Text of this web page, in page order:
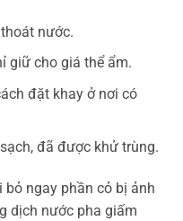
nước.
giữ cho giá thể ẩm.
đặt khay ở nơi có
đã được khử trùng.
bỏ ngay phần cỏ bị ảnh
dịch nước pha giấm